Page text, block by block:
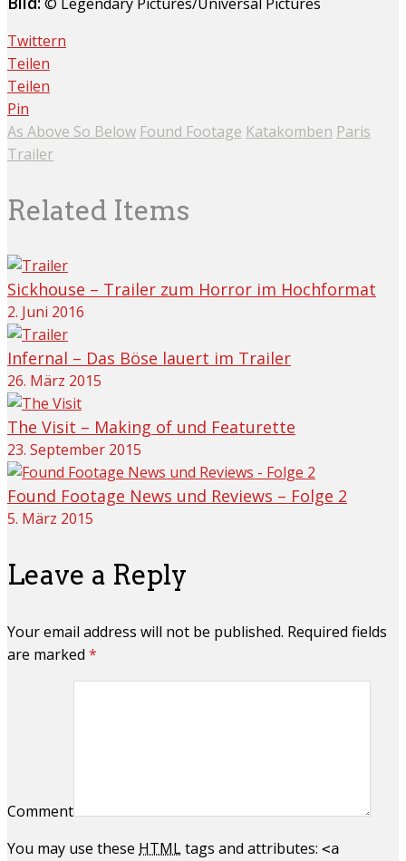
Twittern
Teilen
Teilen
Pin
As Above So Below Found Footage Katakomben Paris
Trailer
Related Items
Sickhouse – Trailer zum Horror im Hochformat
2. Juni 2016
Infernal – Das Böse lauert im Trailer
26. März 2015
The Visit – Making of und Featurette
23. September 2015
Found Footage News und Reviews – Folge 2
5. März 2015
Leave a Reply
Your email address will not be published. Required fields
are marked *
Comment
You may use these HTMLtags and attributes: <a